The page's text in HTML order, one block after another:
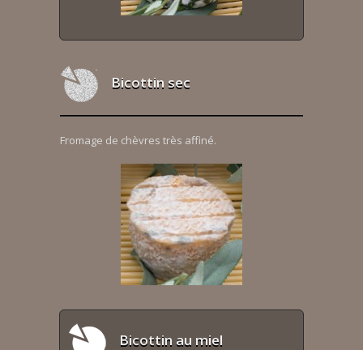
Bicottin sec
Fromage de chèvres très affiné.
Bicottin au miel